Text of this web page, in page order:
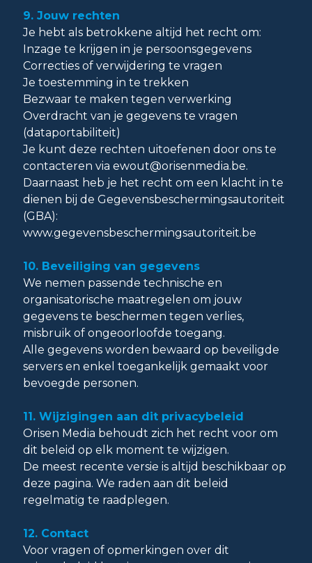
9. Jouw rechten
Je hebt als betrokkene altijd het recht om:
Inzage te krijgen in je persoonsgegevens
Correcties of verwijdering te vragen
Je toestemming in te trekken
Bezwaar te maken tegen verwerking
Overdracht van je gegevens te vragen
(dataportabiliteit)
Je kunt deze rechten uitoefenen door ons te
contacteren viaewout@orisenmedia.be.
Daarnaast heb je het recht om een klacht in te
dienen bij de Gegevensbeschermingsautoriteit
(GBA):
www.gegevensbeschermingsautoriteit.be
10. Beveiliging van gegevens
We nemen passende technische en
organisatorische maatregelen om jouw
gegevens te beschermen tegen verlies,
misbruik of ongeoorloofde toegang.
Alle gegevens worden bewaard op beveiligde
servers en enkel toegankelijk gemaakt voor
bevoegde personen.
11. Wijzigingen aan dit privacybeleid
Orisen Media behoudt zich het recht voor om
dit beleid op elk moment te wijzigen.
De meest recente versie is altijd beschikbaar op
deze pagina. We raden aan dit beleid
regelmatig te raadplegen.
12. Contact
Voor vragen of opmerkingen over dit